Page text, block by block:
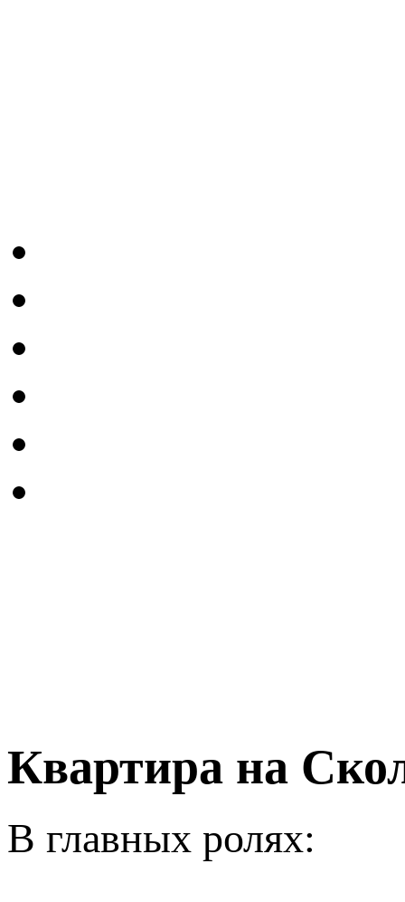
Квартира на
В главных ролях: